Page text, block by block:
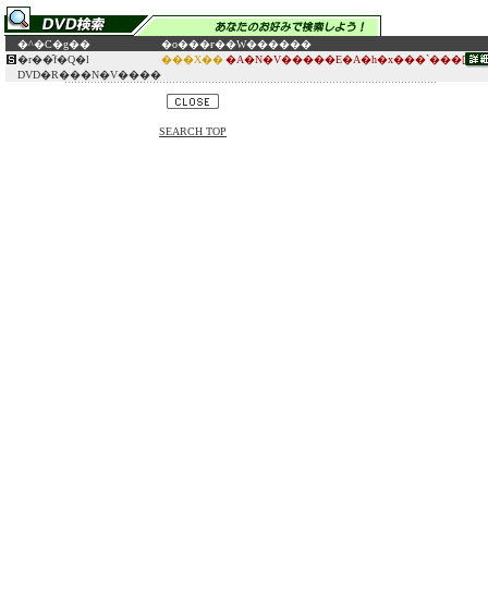
�^�C�g�� �o���ғ��W������
�r��̑f�Q�l
DVD�R���N�V����
���X���A�N�V�����E�A�h�x���`���[
SEARCH TOP